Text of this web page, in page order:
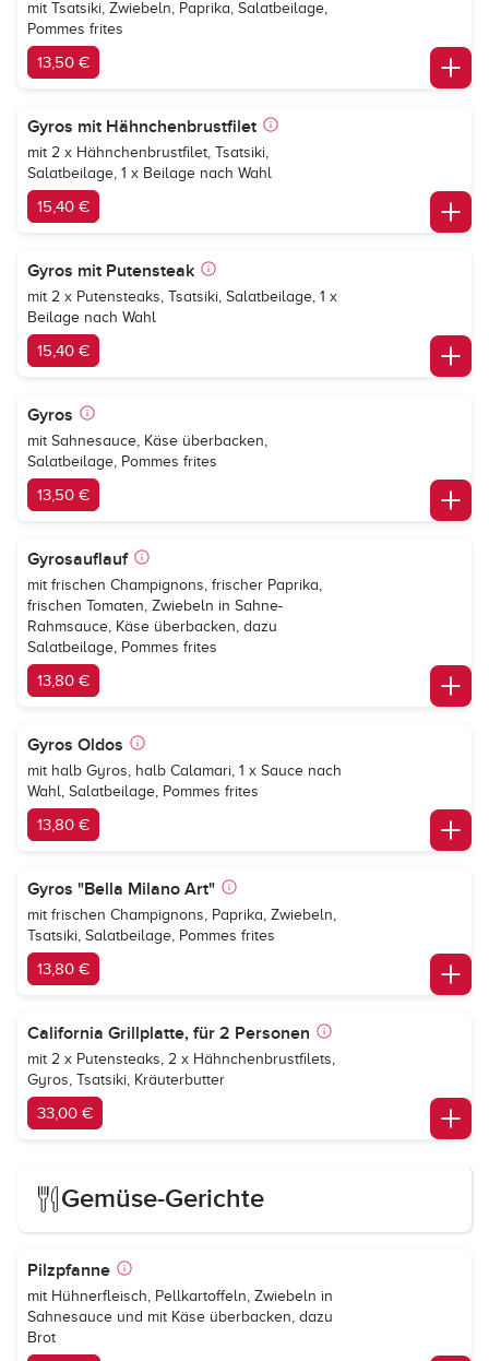
mit Tsatsiki, Zwiebeln, Paprika, Salatbeilage,
Pommes frites
13,50 €
Gyros mit Hähnchenbrustfilet
mit 2 x Hähnchenbrustfilet, Tsatsiki,
Salatbeilage, 1 x Beilage nach Wahl
15,40 €
Gyros mit Putensteak
mit 2 x Putensteaks, Tsatsiki, Salatbeilage, 1 x
Beilage nach Wahl
15,40 €
Gyros
mit Sahnesauce, Käse überbacken,
Salatbeilage, Pommes frites
13,50 €
Gyrosauflauf
mit frischen Champignons, frischer Paprika,
frischen Tomaten, Zwiebeln in Sahne-
Rahmsauce, Käse überbacken, dazu
Salatbeilage, Pommes frites
13,80 €
Gyros Oldos
mit halb Gyros, halb Calamari, 1 x Sauce nach
Wahl, Salatbeilage, Pommes frites
13,80 €
Gyros "Bella Milano Art"
mit frischen Champignons, Paprika, Zwiebeln,
Tsatsiki, Salatbeilage, Pommes frites
13,80 €
California Grillplatte, für 2 Personen
mit 2 x Putensteaks, 2 x Hähnchenbrustfilets,
Gyros, Tsatsiki, Kräuterbutter
33,00 €
Gemüse-Gerichte
Pilzpfanne
mit Hühnerfleisch, Pellkartoffeln, Zwiebeln in
Sahnesauce und mit Käse überbacken, dazu
Brot